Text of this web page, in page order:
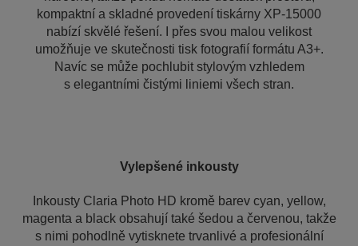
kompaktní a skladné provedení tiskárny XP-15000
nabízí skvělé řešení. I přes svou malou velikost
umožňuje ve skutečnosti tisk fotografií formátu A3+.
Navíc se může pochlubit stylovým vzhledem
s elegantními čistými liniemi všech stran.
Vylepšené inkousty
Inkousty Claria Photo HD kromě barev cyan, yellow,
magenta a black obsahují také šedou a červenou, takže
s nimi pohodlně vytisknete trvanlivé a profesionální